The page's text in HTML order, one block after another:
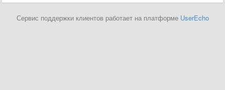
Сервис поддержки клиентов работает на платформе UserEcho